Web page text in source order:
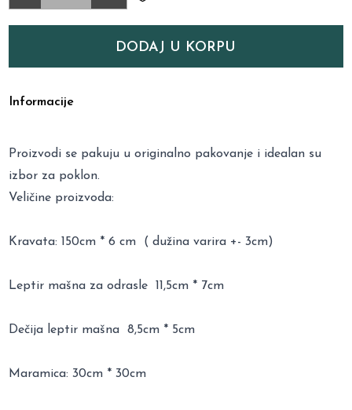
DODAJ U KORPU
Informacije
Proizvodi se pakuju u originalno pakovanje i idealan su
izbor za poklon.
Veličine proizvoda:
Kravata: 150cm * 6 cm ( dužina varira +- 3cm)
Leptir mašna za odrasle 11,5cm * 7cm
Dečija leptir mašna 8,5cm * 5cm
Maramica: 30cm * 30cm